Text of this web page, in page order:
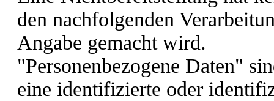
den nachfolgenden
Angabe gemacht wird.
"Personenbezogene Daten"
eine identifizierte oder